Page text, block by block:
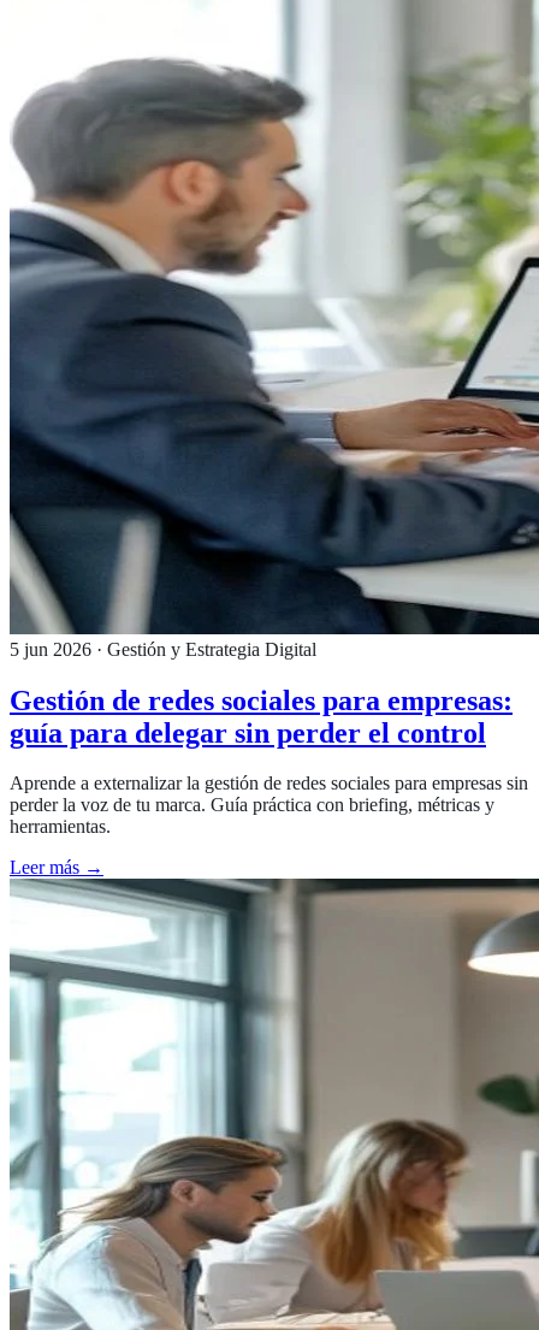
5 jun 2026 · Gestión y Estrategia Digital
Gestión de redes sociales para empresas:
guía para delegar sin perder el control
Aprende a externalizar la gestión de redes sociales para empresas sin
perder la voz de tu marca. Guía práctica con briefing, métricas y
herramientas.
Leer más →